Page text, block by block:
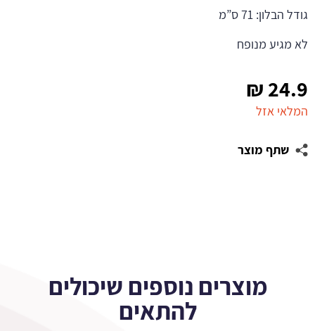
24.9
₪
המלאי אזל
שתף מוצר
גודל הבלון: 71 ס”מ
לא מגיע מנופח
מוצרים נוספים שיכולים
להתאים